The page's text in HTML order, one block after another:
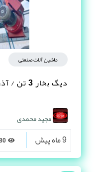
ماشین آلات صنعتی
دیگ بخار 3 تن / آذر استیل فن آوران
مجید محمدی
9 ماه پیش